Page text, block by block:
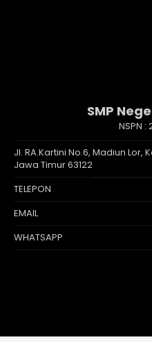
SMP
NSPN :
Jl. RA.Kartini No.6, Madiun
Jawa Timur 63122
TELEPON
EMAIL
WHATSAPP